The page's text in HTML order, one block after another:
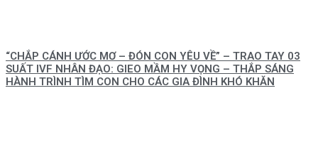
“CHẮP CÁNH ƯỚC MƠ – ĐÓN CON YÊU VỀ” – TRAO TAY 03
SUẤT IVF NHÂN ĐẠO: GIEO MẦM HY VỌNG – THẮP SÁNG
HÀNH TRÌNH TÌM CON CHO CÁC GIA ĐÌNH KHÓ KHĂN